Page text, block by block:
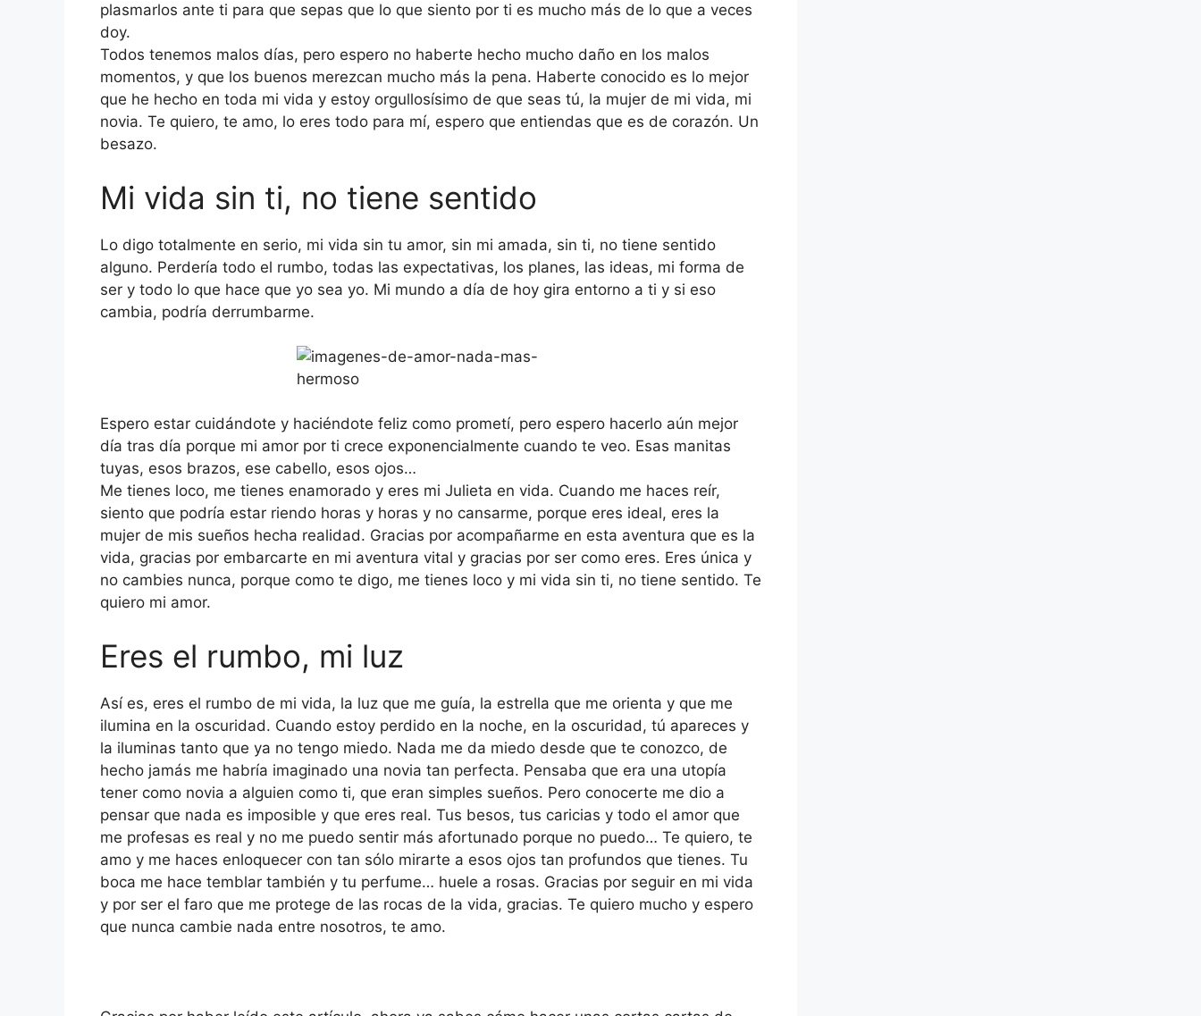
plasmarlos ante ti para que sepas que lo que siento por ti es mucho más de lo que a veces
doy.
Todos tenemos malos días, pero espero no haberte hecho mucho daño en los malos
momentos, y que los buenos merezcan mucho más la pena. Haberte conocido es lo mejor
que he hecho en toda mi vida y estoy orgullosísimo de que seas tú, la mujer de mi vida, mi
novia. Te quiero, te amo, lo eres todo para mí, espero que entiendas que es de corazón. Un
besazo.
Mi vida sin ti, no tiene sentido
Lo digo totalmente en serio, mi vida sin tu amor, sin mi amada, sin ti, no tiene sentido
alguno. Perdería todo el rumbo, todas las expectativas, los planes, las ideas, mi forma de
ser y todo lo que hace que yo sea yo. Mi mundo a día de hoy gira entorno a ti y si eso
cambia, podría derrumbarme.
Espero estar cuidándote y haciéndote feliz como prometí, pero espero hacerlo aún mejor
día tras día porque mi amor por ti crece exponencialmente cuando te veo. Esas manitas
tuyas, esos brazos, ese cabello, esos ojos…
Me tienes loco, me tienes enamorado y eres mi Julieta en vida. Cuando me haces reír,
siento que podría estar riendo horas y horas y no cansarme, porque eres ideal, eres la
mujer de mis sueños hecha realidad. Gracias por acompañarme en esta aventura que es la
vida, gracias por embarcarte en mi aventura vital y gracias por ser como eres. Eres única y
no cambies nunca, porque como te digo, me tienes loco y mi vida sin ti, no tiene sentido. Te
quiero mi amor.
Eres el rumbo, mi luz
Así es, eres el rumbo de mi vida, la luz que me guía, la estrella que me orienta y que me
ilumina en la oscuridad. Cuando estoy perdido en la noche, en la oscuridad, tú apareces y
la iluminas tanto que ya no tengo miedo. Nada me da miedo desde que te conozco, de
hecho jamás me habría imaginado una novia tan perfecta. Pensaba que era una utopía
tener como novia a alguien como ti, que eran simples sueños. Pero conocerte me dio a
pensar que nada es imposible y que eres real. Tus besos, tus caricias y todo el amor que
me profesas es real y no me puedo sentir más afortunado porque no puedo… Te quiero, te
amo y me haces enloquecer con tan sólo mirarte a esos ojos tan profundos que tienes. Tu
boca me hace temblar también y tu perfume… huele a rosas. Gracias por seguir en mi vida
y por ser el faro que me protege de las rocas de la vida, gracias. Te quiero mucho y espero
que nunca cambie nada entre nosotros, te amo.